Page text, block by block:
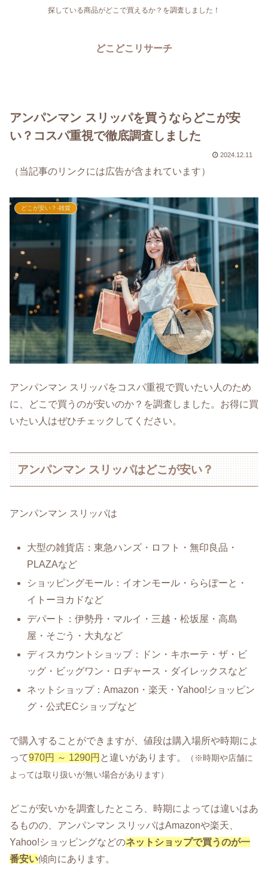
探している商品がどこで買えるか？を調査しました！
どこどこリサーチ
アンパンマン スリッパを買うならどこが安
い？コスパ重視で徹底調査しました
2024.12.11
（当記事のリンクには広告が含まれています）
どこが安い？-雑貨
アンパンマン スリッパをコスパ重視で買いたい人のため
に、どこで買うのが安いのか？を調査しました。お得に買
いたい人はぜひチェックしてください。
アンパンマン スリッパはどこが安い？
アンパンマン スリッパは
大型の雑貨店：東急ハンズ・ロフト・無印良品・
PLAZAなど
ショッピングモール：イオンモール・ららぽーと・
イトーヨカドなど
デパート：伊勢丹・マルイ・三越・松坂屋・高島
屋・そごう・大丸など
ディスカウントショップ：ドン・キホーテ・ザ・ビ
ッグ・ビッグワン・ロヂャース・ダイレックスなど
ネットショップ：Amazon・楽天・Yahoo!ショッピン
グ・公式ECショップなど
で購入することができますが、値段は購入場所や時期によ
って970円 ～ 1290円 と違いがあります。
（※時期や店舗に
よっては取り扱いが無い場合があります）
どこが安いかを調査したところ、時期によっては違いはあ
るものの、アンパンマン スリッパはAmazonや楽天、
Yahoo!ショッピングなどのネットショップで買うのが一
番安い傾向にあります。